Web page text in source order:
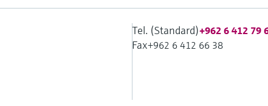
Tel. (Standard)+962 6 412 79
Fax+962 6 412 66 38